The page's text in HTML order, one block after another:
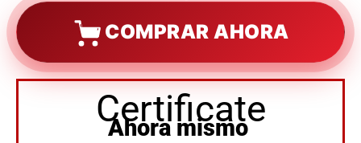
COMPRAR AHORA
Certificate
Ahora mismo